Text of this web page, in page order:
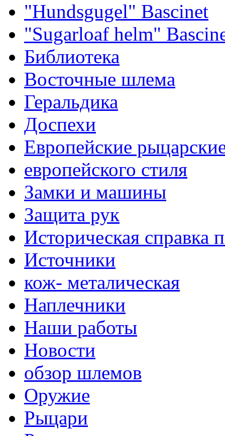
"Hundsgugel" Bascinet
"Sugarloaf helm"
Библиотека
Восточные шлема
Геральдика
Доспехи
Европейские
европейского стиля
Замки и машины
Защита рук
Историческая справка
Источники
кож- металическая
Наплечники
Наши работы
Новости
обзор шлемов
Оружие
Рыцари